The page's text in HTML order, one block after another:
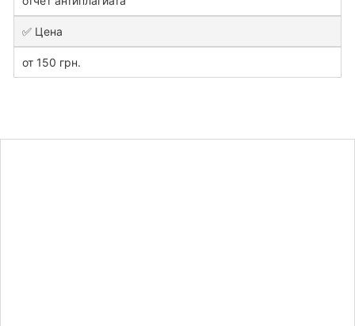
✅ Цена
от 150 грн.